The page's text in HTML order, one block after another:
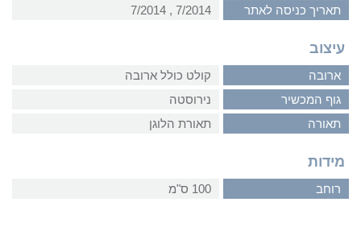
תאריך כניסה לאתר
7/2014‏ , ‏7/2014
עיצוב
ארובה
קולט כולל ארובה
גוף המכשיר
נירוסטה
תאורה
תאורת הלוגן
מידות
רוחב 100 ס"מ